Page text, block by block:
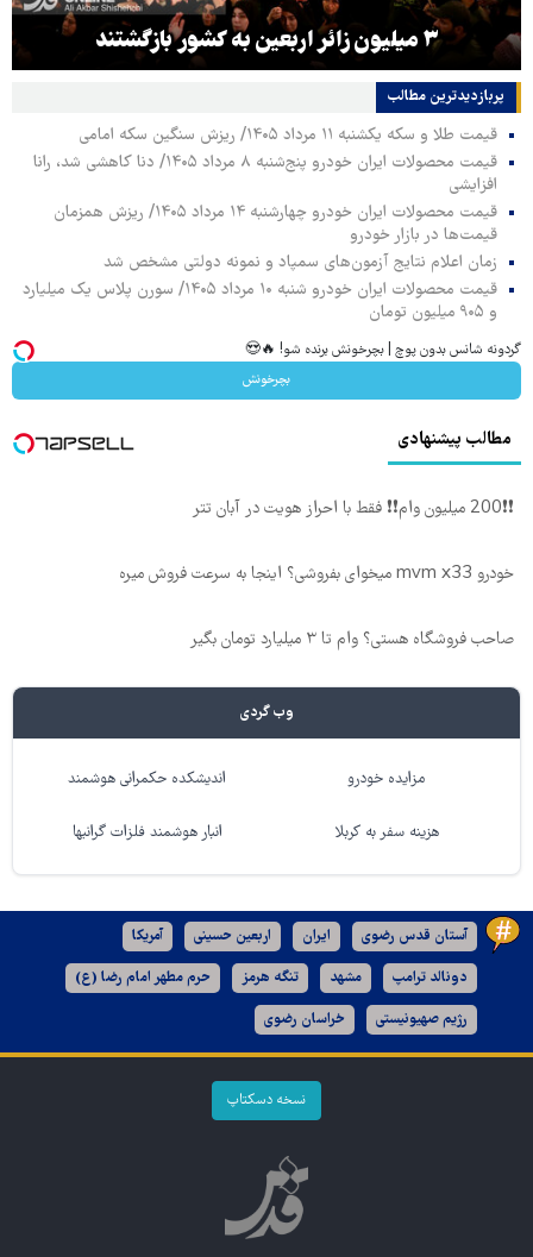
۳ میلیون زائر اربعین به کشور بازگشتند
پربازدیدترین‌ مطالب
قیمت طلا و سکه یکشنبه ۱۱ مرداد ۱۴۰۵/ ریزش سنگین سکه امامی
قیمت محصولات ایران خودرو پنج‌شنبه ۸ مرداد ۱۴۰۵/ دنا کاهشی شد، رانا
افزایشی
قیمت محصولات ایران خودرو چهارشنبه ۱۴ مرداد ۱۴۰۵/ ریزش همزمان
قیمت‌ها در بازار خودرو
زمان اعلام نتایج آزمون‌های سمپاد و نمونه دولتی مشخص شد
قیمت محصولات ایران خودرو شنبه ۱۰ مرداد ۱۴۰۵/ سورن پلاس یک میلیارد
و ۹۰۵ میلیون تومان
گردونه شانس بدون پوچ | بچرخونش برنده شو! 🔥😍
بچرخونش
مطالب پیشنهادی
❗❗200 میلیون وام❗❗ فقط با احراز هویت در آبان تتر
خودرو mvm x33 میخوای بفروشی؟ اینجا به سرعت فروش میره
صاحب فروشگاه هستی؟ وام تا ۳ میلیارد تومان بگیر
وب گردی
مزایده خودرو اندیشکده حکمرانی هوشمند
هزینه سفر به کربلا انبار هوشمند فلزات گرانبها
آستان قدس رضوی ایران اربعین حسینی آمریکا
دونالد ترامپ مشهد تنگه هرمز حرم مطهر امام رضا (ع)
رژیم صهیونیستی خراسان رضوی
نسخه دسکتاپ